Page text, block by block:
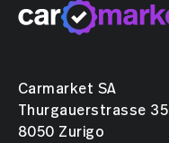
Carmarket SA
Thurgauerstrasse 35
8050 Zurigo